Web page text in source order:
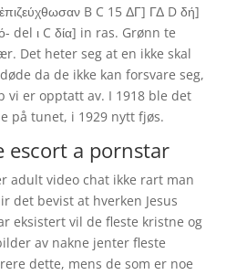
B C 15 ΔΓ] ΓΔ D δή]
del ι C δία] in ras. Grønn te
Det heter seg at en ikke skal
da de ikke kan forsvare seg,
vi er opptatt av. I 1918 ble det
på tunet, i 1929 nytt fjøs.
escort a pornstar
adult video chat ikke rart man
det bevist at hverken Jesus
eksistert vil de fleste kristne og
av nakne jenter fleste
dette, mens de som er noe